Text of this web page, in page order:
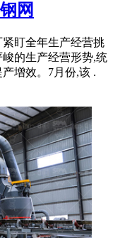
网
盯全年生产经营挑
的生产经营形势,统
增效。7月份,该 .